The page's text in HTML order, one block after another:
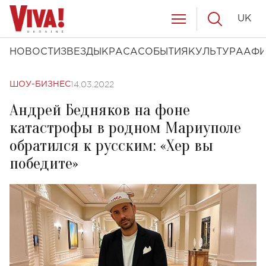
НОВОСТИ ЗВЕЗДЫ КРАСАСОБЫТИЯ КУЛЬТУРА
UK
ШОУ-БИЗНЕС14.03.2022
Андрей Бедняков на фоне
катастрофы в родном Мариуполе
обратился к русским: «Хер вы
победите»